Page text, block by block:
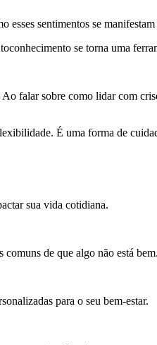
sentimentos se
se torna uma
falar sobre como lidar com
É uma forma de
sua vida cotidiana.
comuns de que algo não está bem.
para o seu bem-estar.